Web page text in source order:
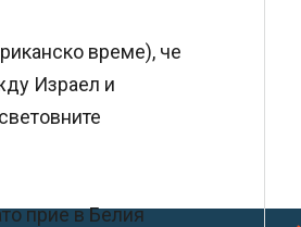
време), че
Израел и
прие в Белия